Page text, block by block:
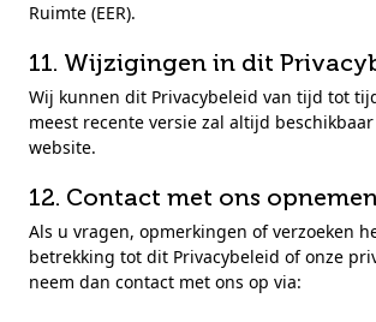
Ruimte (EER).
11. Wijzigingen in dit
Wij kunnen dit Privacybeleid van tijd tot
meest recente versie zal altijd
website.
12. Contact met ons
Als u vragen, opmerkingen of verzoeken
betrekking tot dit Privacybeleid of onze
neem dan contact met ons op via: